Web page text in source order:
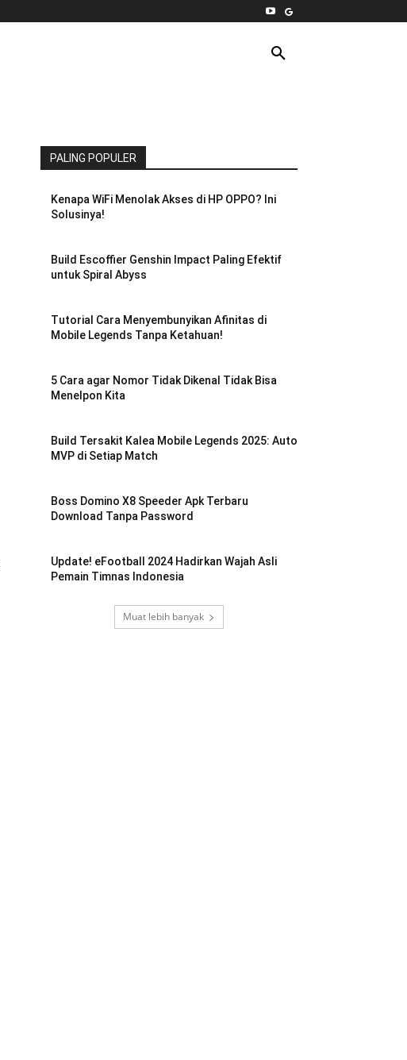
PALING POPULER
Kenapa WiFi Menolak Akses di HP OPPO? Ini
Solusinya!
Build Escoffier Genshin Impact Paling Efektif
untuk Spiral Abyss
Tutorial Cara Menyembunyikan Afinitas di
Mobile Legends Tanpa Ketahuan!
5 Cara agar Nomor Tidak Dikenal Tidak Bisa
Menelpon Kita
Build Tersakit Kalea Mobile Legends 2025: Auto
MVP di Setiap Match
Boss Domino X8 Speeder Apk Terbaru
Download Tanpa Password
Update! eFootball 2024 Hadirkan Wajah Asli
Pemain Timnas Indonesia
Muat lebih banyak